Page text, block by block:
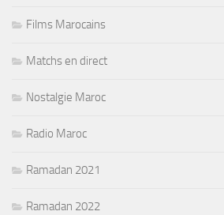
Films Marocains
Matchs en direct
Nostalgie Maroc
Radio Maroc
Ramadan 2021
Ramadan 2022